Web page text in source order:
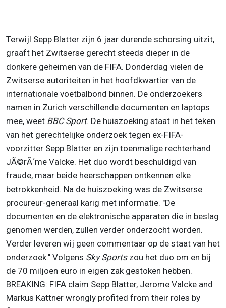
Terwijl Sepp Blatter zijn 6 jaar durende schorsing uitzit,
graaft het Zwitserse gerecht steeds dieper in de
donkere geheimen van de FIFA. Donderdag vielen de
Zwitserse autoriteiten in het hoofdkwartier van de
internationale voetbalbond binnen. De onderzoekers
namen in Zurich verschillende documenten en laptops
mee, weet BBC Sport. De huiszoeking staat in het teken
van het gerechtelijke onderzoek tegen ex-FIFA-
voorzitter Sepp Blatter en zijn toenmalige rechterhand
JÃ©rÃ´me Valcke. Het duo wordt beschuldigd van
fraude, maar beide heerschappen ontkennen elke
betrokkenheid. Na de huiszoeking was de Zwitserse
procureur-generaal karig met informatie. "De
documenten en de elektronische apparaten die in beslag
genomen werden, zullen verder onderzocht worden.
Verder leveren wij geen commentaar op de staat van het
onderzoek." Volgens Sky Sportszou het duo om en bij
de 70 miljoen euro in eigen zak gestoken hebben.
BREAKING: FIFA claim Sepp Blatter, Jerome Valcke and
Markus Kattner wrongly profited from their roles by